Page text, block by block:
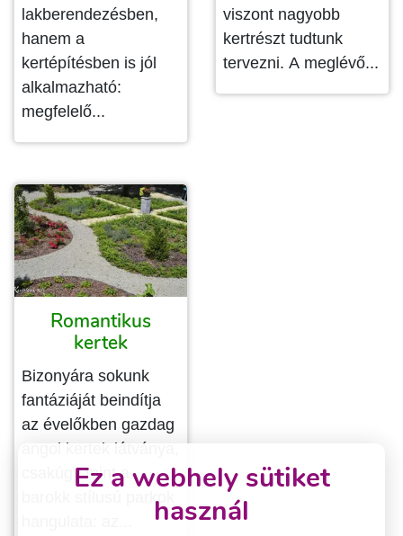
lakberendezésben,
hanem a
kertépítésben is jól
alkalmazható:
megfelelő...
Romantikus
kertek
Bizonyára sokunk
fantáziáját beindítja
az évelőkben gazdag
angol kertek látványa,
csakúgy mint a
barokk stílusú parkok
viszont nagyobb
kertrészt tudtunk
tervezni. A meglévő...
Ez a webhely sütiket
használ